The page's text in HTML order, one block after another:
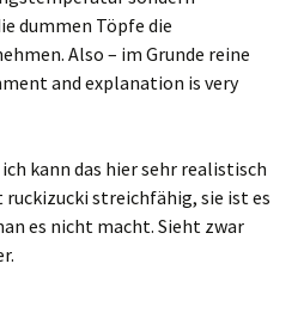
dummen Töpfe die
Also – im Grunde reine
and explanation is very
kann das hier sehr realistisch
streichfähig, sie ist es
es nicht macht. Sieht zwar